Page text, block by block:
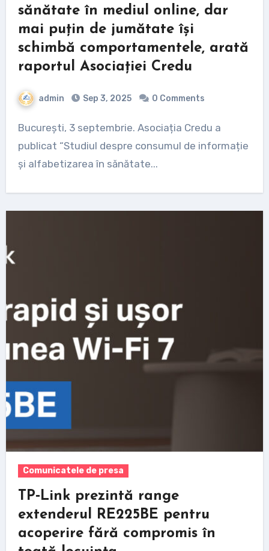
sănătate în mediul online, dar
mai puțin de jumătate își
schimbă comportamentele, arată
raportul Asociației Credu
admin Sep 3, 2025 0 Comments
București, 3 septembrie. Asociația Credu a
publicat “Studiul despre consumul de informație
și alfabetizarea în sănătate...
Comunicatele de presa
TP‑Link prezintă range
extenderul RE225BE pentru
acoperire fără compromis în